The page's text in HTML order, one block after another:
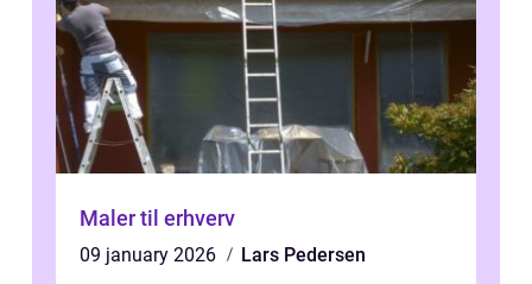
Maler til erhverv
09 january 2026
Lars Pedersen